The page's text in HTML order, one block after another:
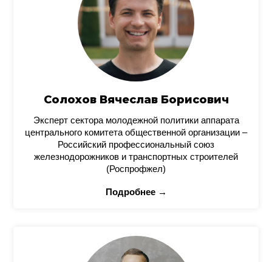
Солохов Вячеслав Борисович
Эксперт сектора молодежной политики аппарата
центрального комитета общественной организации –
Российский профессиональный союз
железнодорожников и транспортных строителей
(Роспрофжел)
Подробнее →